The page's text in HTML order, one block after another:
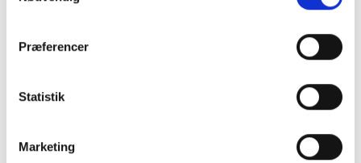
Præferencer
Statistik
Marketing
Kontakt
Kristine Vasiljeva